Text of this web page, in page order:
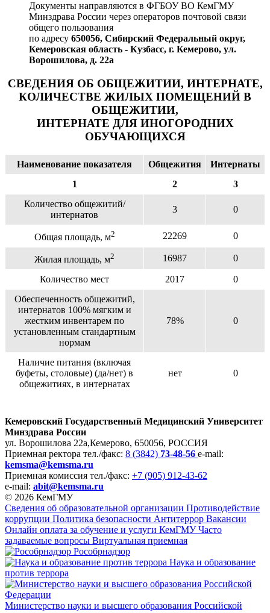
Документы направляются в ФГБОУ ВО КемГМУ
Минздрава России через операторов почтовой связи
общего пользования
по адресу 650056, Сибирский Федеральный округ,
Кемеровская область - Кузбасс, г. Кемерово, ул.
Ворошилова, д. 22а
СВЕДЕНИЯ ОБ ОБЩЕЖИТИИ, ИНТЕРНАТЕ,
КОЛИЧЕСТВЕ ЖИЛЫХ ПОМЕЩЕНИЙ В
ОБЩЕЖИТИИ,
ИНТЕРНАТЕ ДЛЯ ИНОГОРОДНИХ
ОБУЧАЮЩИХСЯ
Наименование показателя Общежития
Интернаты
1
2
3
Количество общежитий/
интернатов
3 0
Общая площадь, м2 22269 0
Жилая площадь, м2 16987 0
Количество мест 2017
0
Обеспеченность общежитий,
интернатов 100% мягким и
жестким инвентарем по
установленным стандартным
нормам
78% 0
Наличие питания (включая
буфеты, столовые) (да/нет) в
общежитиях, в интернатах
нет 0
Кемеровский Государственный Медицинский Университет
Минздрава России
ул. Ворошилова 22а,Кемерово, 650056, РОССИЯ
Приемная ректора тел./факс: 8 (3842) 73-48-56 e-mail:
kemsma@kemsma.ru
Приемная комиссия тел./факс: +7 (905) 912-43-62
e-mail: abit@kemsma.ru
© 2026 КемГМУ
Сведения об образовательной организации Противодействие
коррупции Политика безопасности Антитеррор Вакансии
Онлайн оплата за обучение и услуги КемГМУ Часто
задаваемые вопросы Виртуальная приемная
Рособрнадзор
Наука и образование
против террора
Министерство науки и высшего образования Российской